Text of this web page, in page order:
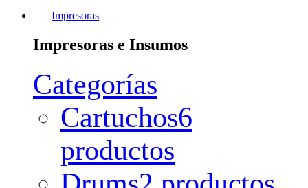
Impresoras
Impresoras e Insumos
Categorías
Cartuchos6
productos